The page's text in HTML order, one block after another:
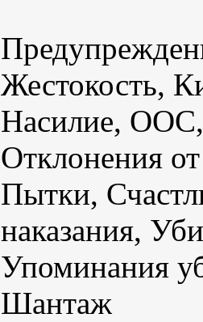
Жестокость,
Насилие, ООС,
Отклонения
Пытки,
наказания,
Упоминания
Шантаж